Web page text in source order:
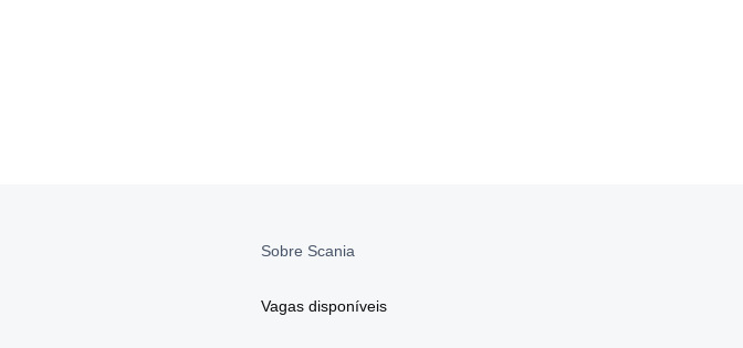
Sobre Scania
Vagas disponíveis